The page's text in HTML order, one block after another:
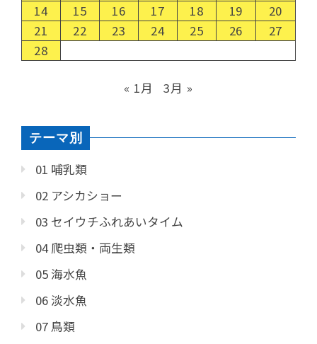
14
15 16 17 18 19
20
21
22 23 24 25 26
27
28
« 1月 3月 »
テーマ別
01 哺乳類
02 アシカショー
03 セイウチふれあいタイム
04 爬虫類・両生類
05 海水魚
06 淡水魚
07 鳥類